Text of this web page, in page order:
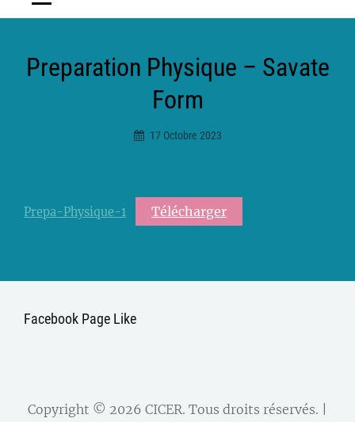
Preparation Physique – Savate
Form
17 Octobre 2023
Prepa-Physique-1 Télécharger
Facebook Page Like
Copyright © 2026 CICER. Tous droits réservés. |